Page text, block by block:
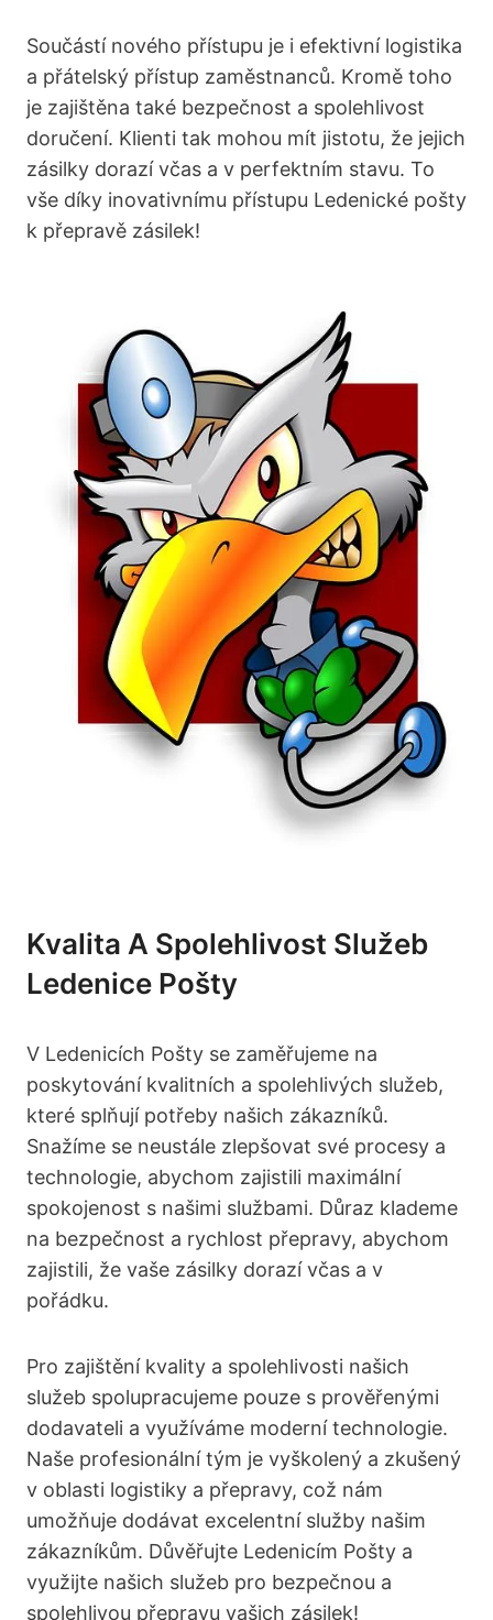
Součástí nového přístupu je i efektivní logistika
a přátelský přístup zaměstnanců. Kromě toho
je zajištěna také bezpečnost a spolehlivost
doručení. Klienti tak mohou mít jistotu, že jejich
zásilky dorazí včas a v perfektním stavu. To
vše díky inovativnímu přístupu Ledenické pošty
k přepravě zásilek!
Kvalita A Spolehlivost Služeb
Ledenice Pošty
V Ledenicích Pošty se zaměřujeme na
poskytování kvalitních a spolehlivých služeb,
které splňují potřeby našich zákazníků.
Snažíme se neustále zlepšovat své procesy a
technologie, abychom zajistili maximální
spokojenost s našimi službami. Důraz klademe
na bezpečnost a rychlost přepravy, abychom
zajistili, že vaše zásilky dorazí včas a v
pořádku.
Pro zajištění kvality a spolehlivosti našich
služeb spolupracujeme pouze s prověřenými
dodavateli a využíváme moderní technologie.
Naše profesionální tým je vyškolený a zkušený
v oblasti logistiky a přepravy, což nám
umožňuje dodávat excelentní služby našim
zákazníkům. Důvěřujte Ledenicím Pošty a
využijte našich služeb pro bezpečnou a
spolehlivou přepravu vašich zásilek!